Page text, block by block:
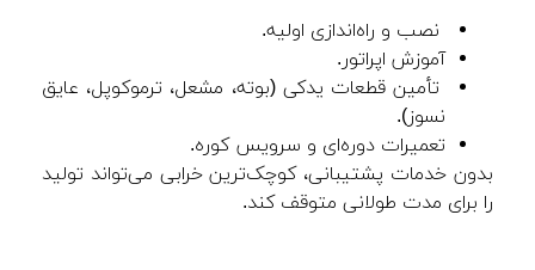
نصب و راه‌اندازی اولیه.
آموزش اپراتور.
تأمین قطعات یدکی (بوته، مشعل، ترموکوپل، عایق
نسوز).
تعمیرات دوره‌ای و سرویس کوره.
بدون خدمات پشتیبانی، کوچک‌ترین خرابی می‌تواند تولید
را برای مدت طولانی متوقف کند.